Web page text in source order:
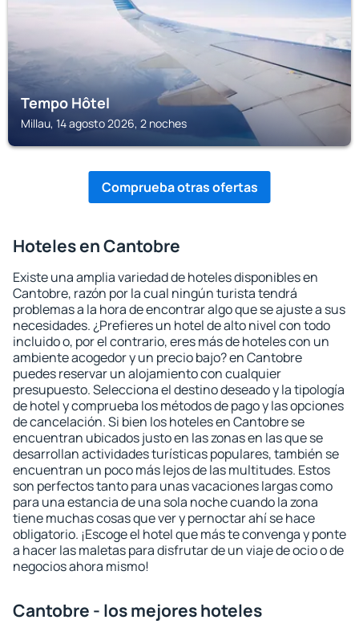
Tempo Hôtel
Millau, 14 agosto 2026, 2 noches
Comprueba otras ofertas
Hoteles en Cantobre
Existe una amplia variedad de hoteles disponibles en
Cantobre, razón por la cual ningún turista tendrá
problemas a la hora de encontrar algo que se ajuste a sus
necesidades. ¿Prefieres un hotel de alto nivel con todo
incluido o, por el contrario, eres más de hoteles con un
ambiente acogedor y un precio bajo? en Cantobre
puedes reservar un alojamiento con cualquier
presupuesto. Selecciona el destino deseado y la tipología
de hotel y comprueba los métodos de pago y las opciones
de cancelación. Si bien los hoteles en Cantobre se
encuentran ubicados justo en las zonas en las que se
desarrollan actividades turísticas populares, también se
encuentran un poco más lejos de las multitudes. Estos
son perfectos tanto para unas vacaciones largas como
para una estancia de una sola noche cuando la zona
tiene muchas cosas que ver y pernoctar ahí se hace
obligatorio. ¡Escoge el hotel que más te convenga y ponte
a hacer las maletas para disfrutar de un viaje de ocio o de
negocios ahora mismo!
Cantobre - los mejores hoteles